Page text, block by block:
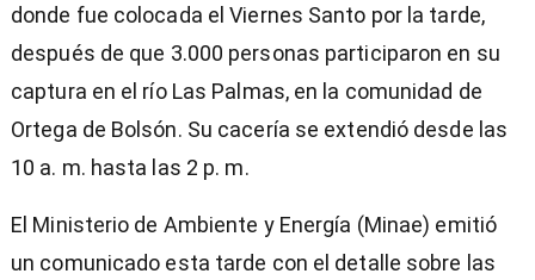
donde fue colocada el Viernes Santo por la tarde,
después de que 3.000 personas participaron en su
captura en el río Las Palmas, en la comunidad de
Ortega de Bolsón. Su cacería se extendió desde las
10 a. m. hasta las 2 p. m.
El Ministerio de Ambiente y Energía (Minae) emitió
un comunicado esta tarde con el detalle sobre las